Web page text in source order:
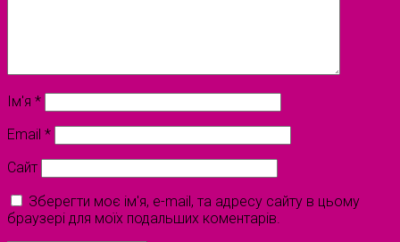
Ім'я *
Email *
Сайт
Зберегти моє ім'я, e-mail, та адресу сайту в цьому
браузері для моїх подальших коментарів.